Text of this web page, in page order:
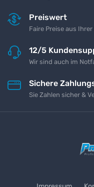
Preiswert
Faire Preise aus Ihrer
12/5
Wir sind auch im
Sichere
Sie Zahlen sicher &